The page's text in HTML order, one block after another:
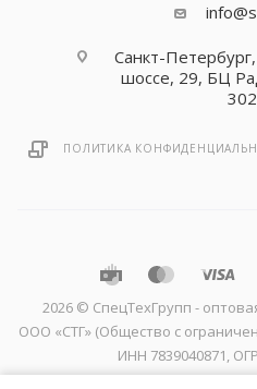
Санкт-
шоссе, 29, БЦ
ПОЛИТИКА
2026 © CпецТехГрупп -
ООО «СТГ» (Общество с
ИНН 7839040871,